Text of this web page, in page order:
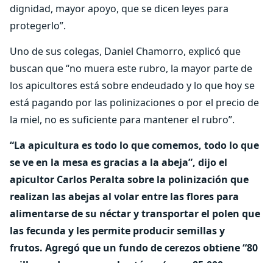
dignidad, mayor apoyo, que se dicen leyes para
protegerlo”.
Uno de sus colegas, Daniel Chamorro, explicó que
buscan que “no muera este rubro, la mayor parte de
los apicultores está sobre endeudado y lo que hoy se
está pagando por las polinizaciones o por el precio de
la miel, no es suficiente para mantener el rubro”.
“La apicultura es todo lo que comemos, todo lo que
se ve en la mesa es gracias a la abeja”, dijo el
apicultor Carlos Peralta sobre la polinización que
realizan las abejas al volar entre las flores para
alimentarse de su néctar y transportar el polen que
las fecunda y les permite producir semillas y
frutos. Agregó que un fundo de cerezos obtiene “80